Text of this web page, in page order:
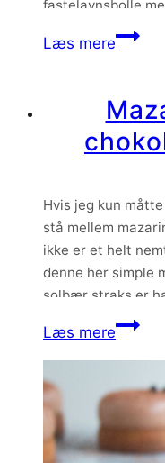
fastelavnsbolle
altså mit
både creme…
Læs mere
og
Hvis jeg kun
stå mellem
ikke er et helt
denne her simple
solbær straks er
herhjemme.
skøn smag…
Læs mere
og
solbær